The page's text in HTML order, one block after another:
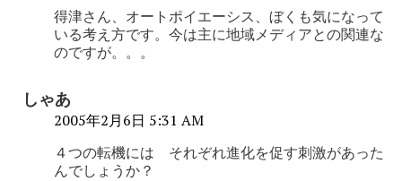
得津さん、オートポイエーシス、ぼくも気になって
いる考え方です。今は主に地域メディアとの関連な
のですが。。。
しゃあ
2005年2月6日 5:31 AM
４つの転機には それぞれ進化を促す刺激があった
んでしょうか？